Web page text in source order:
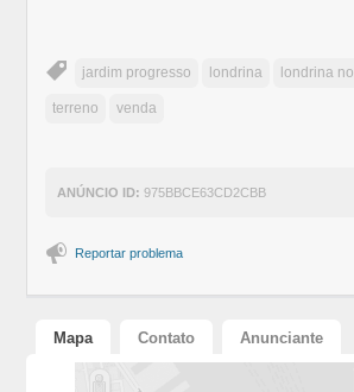
jardim progresso londrina londrina
terreno venda
ANÚNCIO ID: 975BBCE63CD2CBB
Reportar problema
Mapa Contato Anunciante